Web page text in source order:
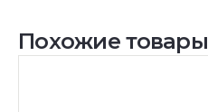
Похожие товары